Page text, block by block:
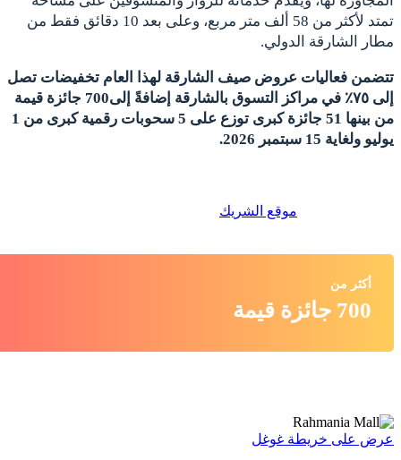
تمتد لأكثر من 58 ألف متر مربع، وعلى بعد 10 دقائق فقط من
مطار الشارقة الدولي.
تتضمن فعاليات عروض صيف الشارقة لهذا العام تخفيضات تصل
إلى ٧٥٪ في مراكز التسوق بالشارقة إضافةً إلى
700 جائزة قيمة
من بينها 51 جائزة كبرى توزع على 5 سحوبات رقمية كبرى من 1
يوليو ولغاية 15 سبتمبر 2026.
موقع الشريك
أكثر من
700 جائزة قيمة
عرض على خريطة غوغل